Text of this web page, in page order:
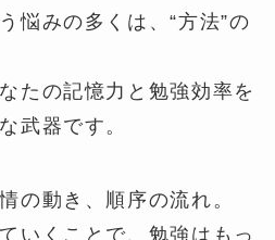
悩みの多くは、“方法”の
たの記憶力と勉強効率を
武器です。
の動き、順序の流れ。
いくことで、勉強はもっ